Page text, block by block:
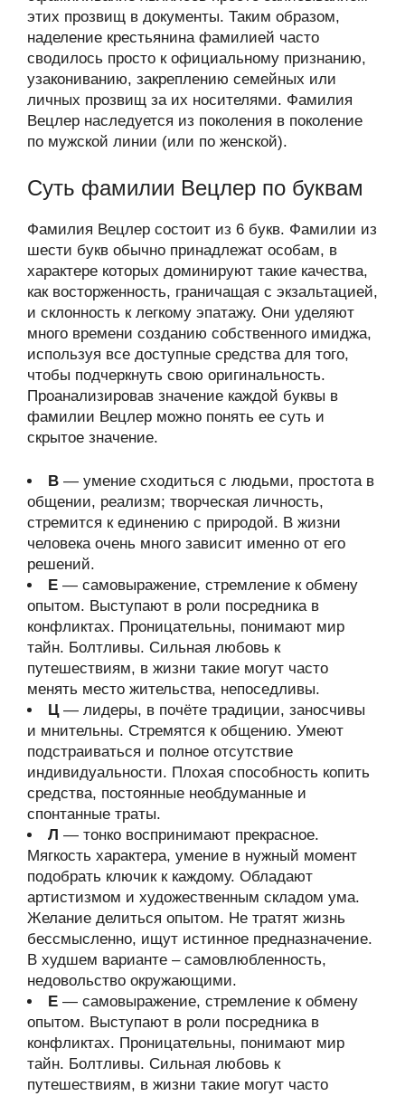
этих прозвищ в документы. Таким образом,
наделение крестьянина фамилией часто
сводилось просто к официальному признанию,
узакониванию, закреплению семейных или
личных прозвищ за их носителями. Фамилия
Вецлер наследуется из поколения в поколение
по мужской линии (или по женской).
Суть фамилии Вецлер по буквам
Фамилия Вецлер состоит из 6 букв. Фамилии из
шести букв обычно принадлежат особам, в
характере которых доминируют такие качества,
как восторженность, граничащая с экзальтацией,
и склонность к легкому эпатажу. Они уделяют
много времени созданию собственного имиджа,
используя все доступные средства для того,
чтобы подчеркнуть свою оригинальность.
Проанализировав значение каждой буквы в
фамилии Вецлер можно понять ее суть и
скрытое значение.
В — умение сходиться с людьми, простота в
общении, реализм; творческая личность,
стремится к единению с природой. В жизни
человека очень много зависит именно от его
решений.
Е — самовыражение, стремление к обмену
опытом. Выступают в роли посредника в
конфликтах. Проницательны, понимают мир
тайн. Болтливы. Сильная любовь к
путешествиям, в жизни такие могут часто
менять место жительства, непоседливы.
Ц— лидеры, в почёте традиции, заносчивы
и мнительны. Стремятся к общению. Умеют
подстраиваться и полное отсутствие
индивидуальности. Плохая способность копить
средства, постоянные необдуманные и
спонтанные траты.
Л — тонко воспринимают прекрасное.
Мягкость характера, умение в нужный момент
подобрать ключик к каждому. Обладают
артистизмом и художественным складом ума.
Желание делиться опытом. Не тратят жизнь
бессмысленно, ищут истинное предназначение.
В худшем варианте – самовлюбленность,
недовольство окружающими.
Е — самовыражение, стремление к обмену
опытом. Выступают в роли посредника в
конфликтах. Проницательны, понимают мир
тайн. Болтливы. Сильная любовь к
путешествиям, в жизни такие могут часто